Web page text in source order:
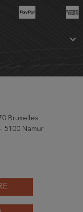

Bruxelles
5100 Namur